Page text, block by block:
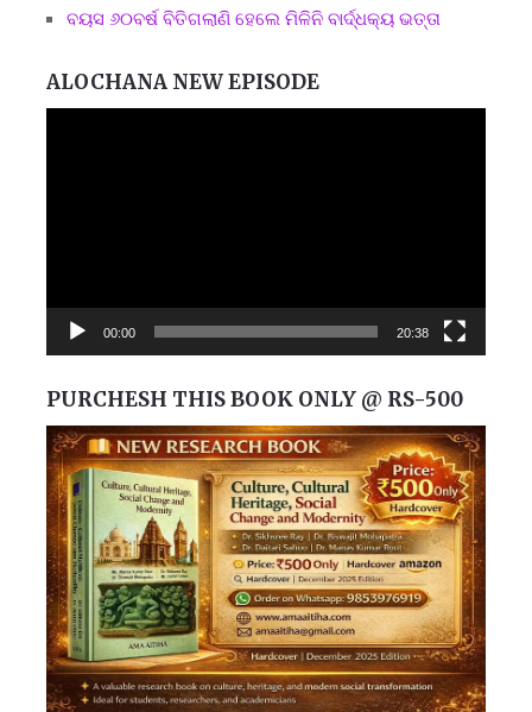
ବୟସ ୬୦ବର୍ଷ ବିତିଗଲାଣି ହେଲେ ମିଳିନି ବାର୍ଦ୍ଧକ୍ୟ ଭତ୍ତା
ALOCHANA NEW EPISODE
00:00 20:38
PURCHESH THIS BOOK ONLY @ RS-500